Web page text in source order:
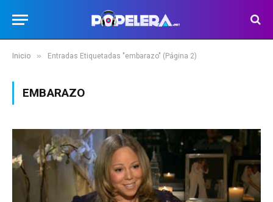
Inicio » Entradas Etiquetadas "embarazo" (Página 2)
EMBARAZO